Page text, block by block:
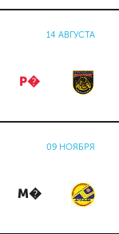
14 АВГУСТА
Р�
09 НОЯБРЯ
М�